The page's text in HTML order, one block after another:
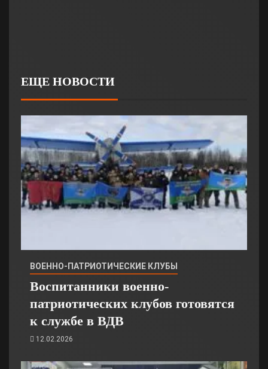
ЕЩЕ НОВОСТИ
ВОЕННО-ПАТРИОТИЧЕСКИЕ КЛУБЫ
Воспитанники военно-
патриотических клубов готовятся
к службе в ВДВ
12.02.2026